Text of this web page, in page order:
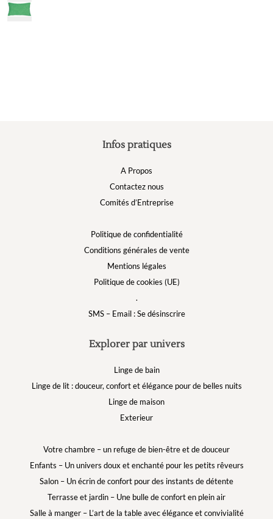
Infos pratiques
A Propos
Contactez nous
Comités d’Entreprise
Politique de confidentialité
Conditions générales de vente
Mentions légales
Politique de cookies (UE)
.
SMS – Email : Se désinscrire
Explorer par univers
Linge de bain
Linge de lit : douceur, confort et élégance pour de belles nuits
Linge de maison
Exterieur
Votre chambre – un refuge de bien-être et de douceur
Enfants – Un univers doux et enchanté pour les petits rêveurs
Salon – Un écrin de confort pour des instants de détente
Terrasse et jardin – Une bulle de confort en plein air
Salle à manger – L’art de la table avec élégance et convivialité